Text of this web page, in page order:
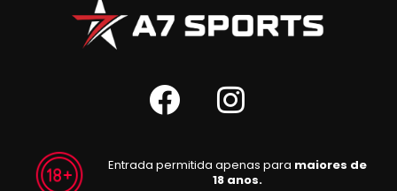
Entrada permitida apenas para maiores de
18 anos.